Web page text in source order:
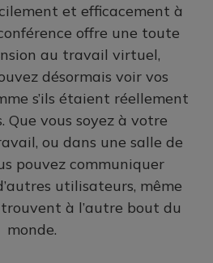
et efficacement à
offre une toute
au travail virtuel,
désormais voir vos
s’ils étaient réellement
Que vous soyez à votre
ou dans une salle de
pouvez communiquer
utilisateurs, même
à l’autre bout du
monde.